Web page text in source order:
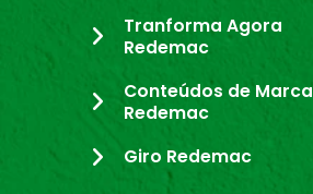
Tranforma Agora
Redemac
Conteúdos de Marca
Redemac
Giro Redemac